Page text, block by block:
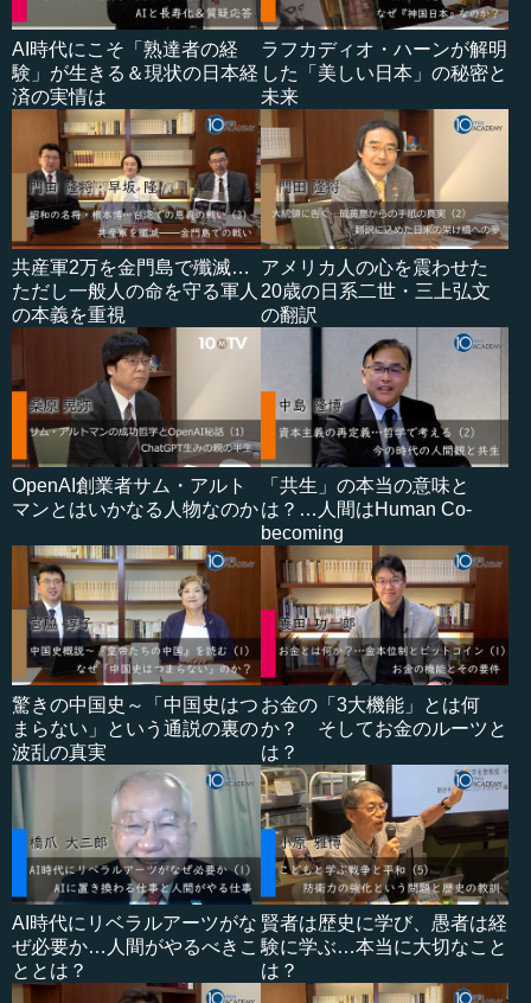
AI時代にこそ「熟達者の経
験」が生きる＆現状の日本経
済の実情は
ラフカディオ・ハーンが解明
した「美しい日本」の秘密と
未来
共産軍2万を金門島で殲滅…
ただし一般人の命を守る軍人
の本義を重視
アメリカ人の心を震わせた
20歳の日系二世・三上弘文
の翻訳
OpenAI創業者サム・アルト
マンとはいかなる人物なのか
「共生」の本当の意味と
は？…人間はHuman Co-
becoming
驚きの中国史～「中国史はつ
まらない」という通説の裏の
波乱の真実
お金の「3大機能」とは何
か？ そしてお金のルーツと
は？
AI時代にリベラルアーツがな
ぜ必要か…人間がやるべきこ
ととは？
賢者は歴史に学び、愚者は経
験に学ぶ…本当に大切なこと
は？